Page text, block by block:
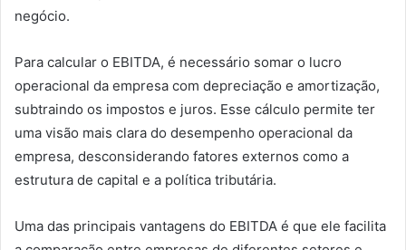
negócio.
Para calcular o EBITDA, é necessário somar o lucro
operacional da empresa com depreciação e amortização,
subtraindo os impostos e juros. Esse cálculo permite ter
uma visão mais clara do desempenho operacional da
empresa, desconsiderando fatores externos como a
estrutura de capital e a política tributária.
Uma das principais vantagens do EBITDA é que ele facilita